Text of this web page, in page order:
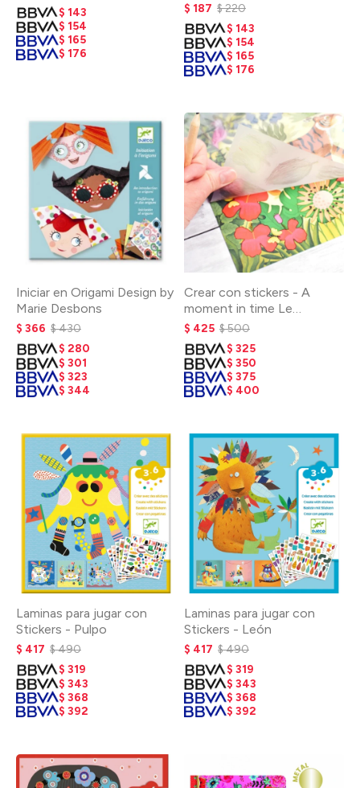
$ 143
$ 154
$ 165
$ 176
$ 187 $220
$ 143
$ 154
$ 165
$ 176
Iniciar en Origami Design by
Marie Desbons
$ 366 $430
$ 280
$ 301
$ 323
$ 344
Crear con stickers - A
moment in time Le
Douanier Rousseau
$ 425 $500
$ 325
$ 350
$ 375
$ 400
Laminas para jugar con
Stickers - Pulpo
$ 417 $490
$ 319
$ 343
$ 368
$ 392
Laminas para jugar con
Stickers - León
$ 417 $490
$ 319
$ 343
$ 368
$ 392